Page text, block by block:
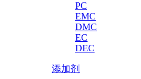
PC
EMC
DMC
EC
DEC
添加剂